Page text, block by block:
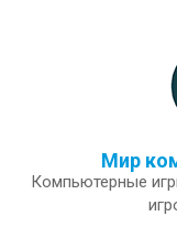
Мир
Компьютерные